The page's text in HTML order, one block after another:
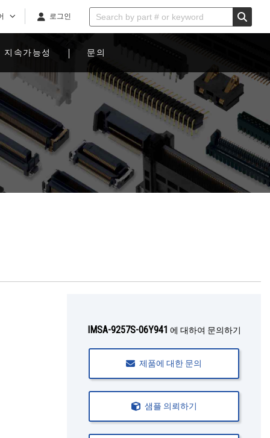
로그인
지속가능성 문의
IMSA-9257S-06Y941 에 대하여 문의하기
제품에 대한 문의
샘플 의뢰하기